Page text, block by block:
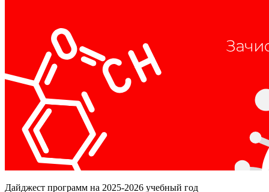
Дайджест программ на 2025-2026 учебный год